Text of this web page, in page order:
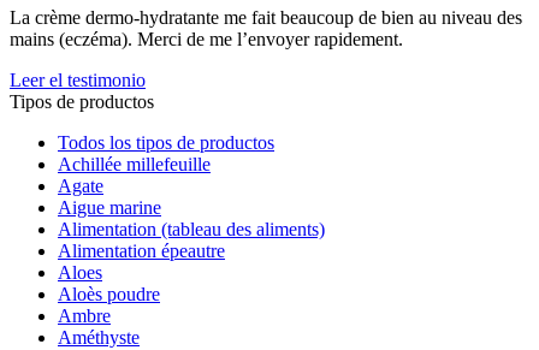
La crème dermo-hydratante me fait beaucoup de bien au niveau des
mains (eczéma). Merci de me l’envoyer rapidement.
Leer el testimonio
Tipos de productos
Todos los tipos de productos
Achillée millefeuille
Agate
Aigue marine
Alimentation (tableau des aliments)
Alimentation épeautre
Aloes
Aloès poudre
Ambre
Améthyste